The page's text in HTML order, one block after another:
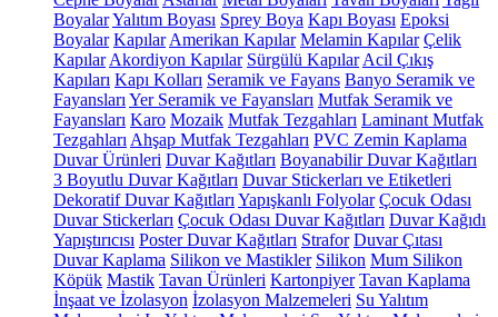
BoyalarYalıtım Boyası Sprey Boya Kapı Boyası Epoksi
Boyalar Kapılar Amerikan Kapılar Melamin Kapılar Çelik
Kapılar Akordiyon Kapılar Sürgülü Kapılar Acil Çıkış
Kapıları Kapı Kolları Seramik ve Fayans Banyo Seramik ve
Fayansları Yer Seramik ve Fayansları Mutfak Seramik ve
Fayansları Karo Mozaik Mutfak Tezgahları Laminant Mutfak
Tezgahları Ahşap Mutfak Tezgahları PVC Zemin Kaplama
Duvar Ürünleri Duvar Kağıtları Boyanabilir Duvar Kağıtları
3 Boyutlu Duvar Kağıtları Duvar Stickerları ve Etiketleri
Dekoratif Duvar Kağıtları Yapışkanlı Folyolar Çocuk Odası
Duvar Stickerları Çocuk Odası Duvar Kağıtları Duvar Kağıdı
Yapıştırıcısı Poster Duvar Kağıtları Strafor Duvar Çıtası
Duvar Kaplama Silikon ve Mastikler Silikon Mum Silikon
Köpük Mastik Tavan Ürünleri Kartonpiyer Tavan Kaplama
İnşaat ve İzolasyon İzolasyon Malzemeleri Su Yalıtım